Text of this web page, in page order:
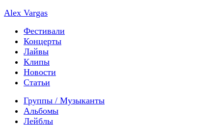
Alex Vargas
Фестивали
Концерты
Лайвы
Клипы
Новости
Статьи
Группы / Музыканты
Альбомы
Лейблы